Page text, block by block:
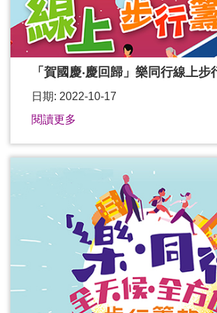
「賀國慶‧慶回歸」樂同行線上步
日期: 2022-10-17
閱讀更多